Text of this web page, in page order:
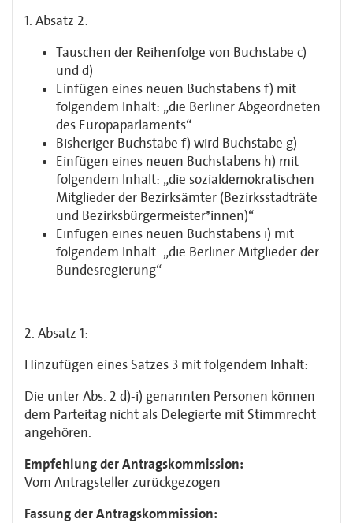
1. Absatz 2:
Tauschen der Reihenfolge von Buchstabe c)
und d)
Einfügen eines neuen Buchstabens f) mit
folgendem Inhalt: „die Berliner Abgeordneten
des Europaparlaments“
Bisheriger Buchstabe f) wird Buchstabe g)
Einfügen eines neuen Buchstabens h) mit
folgendem Inhalt: „die sozialdemokratischen
Mitglieder der Bezirksämter (Bezirksstadträte
und Bezirksbürgermeister*innen)“
Einfügen eines neuen Buchstabens i) mit
folgendem Inhalt: „die Berliner Mitglieder der
Bundesregierung“
2. Absatz 1:
Hinzufügen eines Satzes 3 mit folgendem Inhalt:
Die unter Abs. 2 d)-i) genannten Personen können
dem Parteitag nicht als Delegierte mit Stimmrecht
angehören.
Empfehlung der Antragskommission:
Vom Antragsteller zurückgezogen
Fassung der Antragskommission: